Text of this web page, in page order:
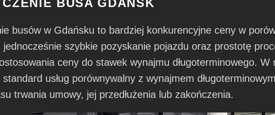
BUSA GDAŃSK
busów w Gdańsku to bardziej konkurencyjne ceny w
jednocześnie szybkie pozyskanie pojazdu oraz prostotę
ceny do stawek wynajmu długoterminowego.
usług porównywalny z wynajmem
trwania umowy, jej przedłużenia lub zakończenia.